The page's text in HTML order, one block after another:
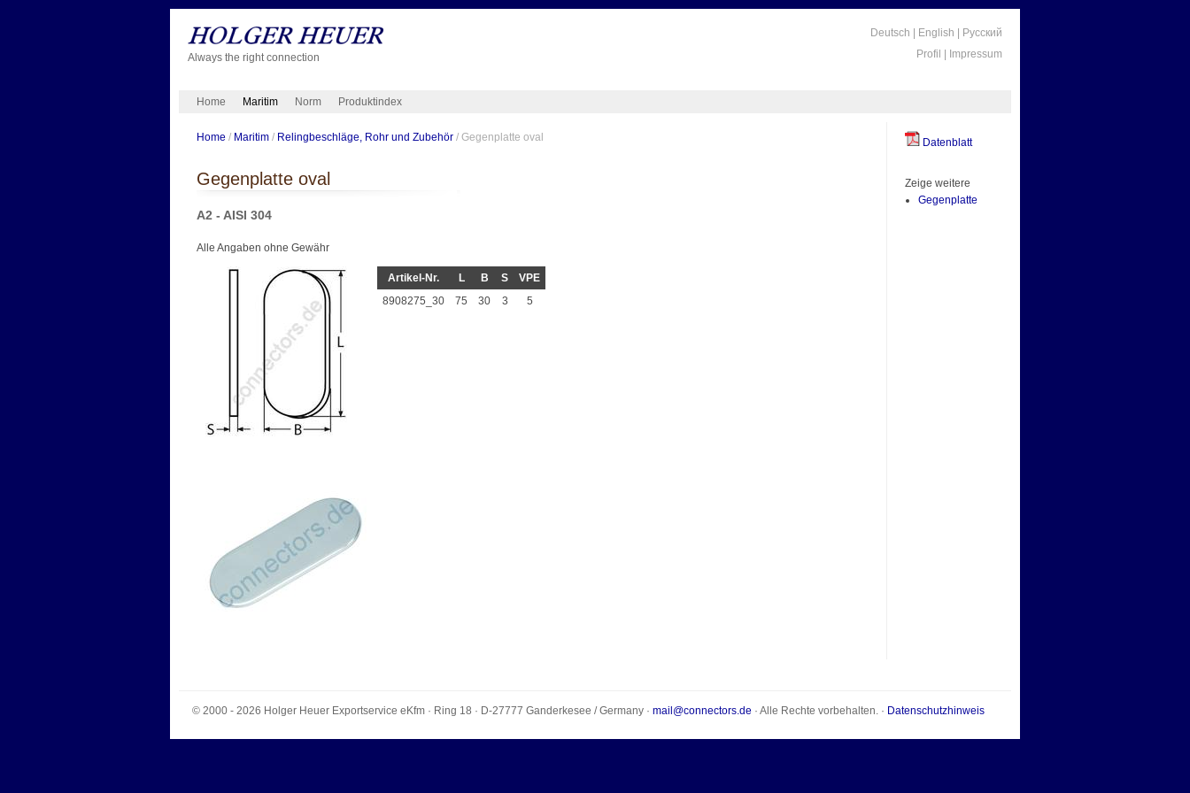
Always the right connection
Deutsch English
Русский
Profil
Impressum
Home Maritim Norm Produktindex
Home / Maritim/ Relingbeschläge, Rohr und Zubehör/ Gegenplatte oval
Gegenplatte oval
A2 - AISI 304
Alle Angaben ohne Gewähr
Artikel-Nr. L B S
VPE
8908275_30
75 30 3 5
Datenblatt
Zeige weitere
Gegenplatte
© 2000 - 2026 Holger Heuer Exportservice eKfm· Ring 18 · D-27777 Ganderkesee /Germany· mail@connectors.de · Alle Rechte vorbehalten. · Datenschutzhinweis